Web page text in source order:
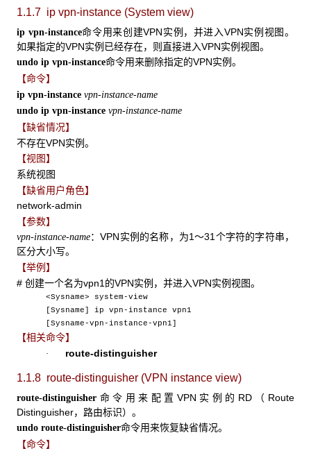
1.1.7 ip vpn-instance (System view)
ip vpn-instance命令用来创建VPN实例，并进入VPN实例视图。
如果指定的VPN实例已经存在，则直接进入VPN实例视图。
undo ip vpn-instance命令用来删除指定的VPN实例。
【命令】
ip vpn-instance vpn-instance-name
undo ip vpn-instance vpn-instance-name
【缺省情况】
不存在VPN实例。
【视图】
系统视图
【缺省用户角色】
network-admin
【参数】
vpn-instance-name：VPN实例的名称，为1～31个字符的字符串，
区分大小写。
【举例】
# 创建一个名为vpn1的VPN实例，并进入VPN实例视图。
<Sysname> system-view
[Sysname] ip vpn-instance vpn1
[Sysname-vpn-instance-vpn1]
【相关命令】
· route-distinguisher
1.1.8 route-distinguisher (VPN instance view)
route-distinguisher 命令用来配置VPN实例的RD（Route
Distinguisher，路由标识）。
undo route-distinguisher命令用来恢复缺省情况。
【命令】